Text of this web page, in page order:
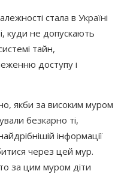
стала в Україні
куди не допускають
тайн,
доступу і
якби за високим муром
безкарно ті,
інформації
через цей мур.
за цим муром діти